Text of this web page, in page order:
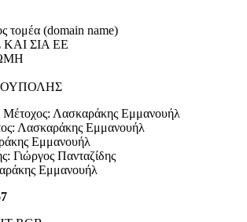
τομέα (domain name)
ΣΙΑ ΕΕ
Μέτοχος: Λασκαράκης Εμμανουήλ
Λασκαράκης Εμμανουήλ
Εμμανουήλ
Γιώργος Πανταζίδης
Εμμανουήλ